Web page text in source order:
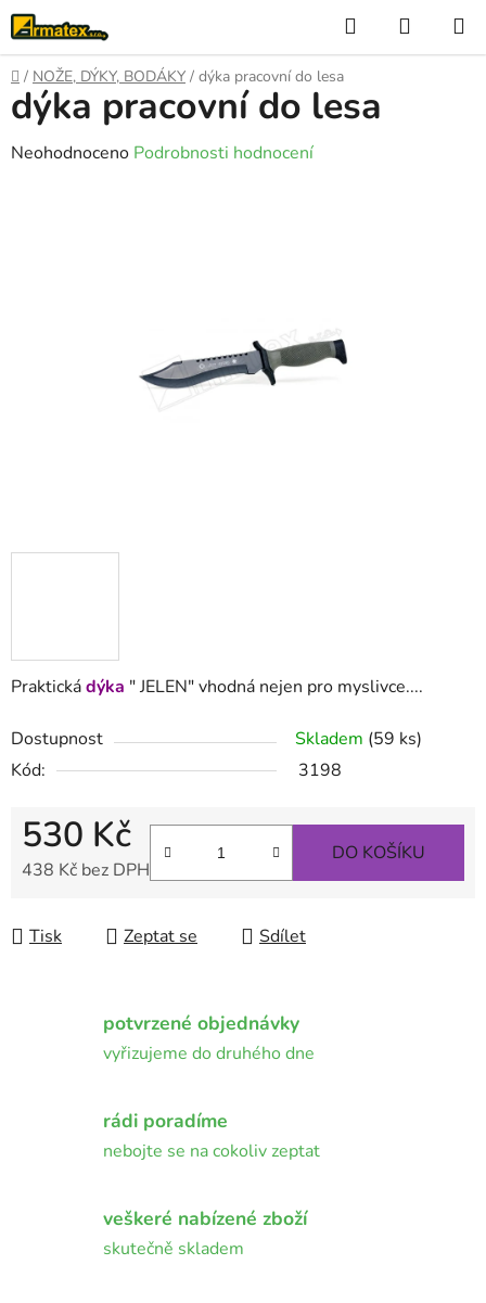
Přejít
na
obsah
Hledat
KOŠÍK
Domů
/ NOŽE, DÝKY, BODÁKY / dýka pracovní do lesa
Praktickádýka " JELEN" vhodná nejen pro myslivce....
Dostupnost Skladem (59 ks)
Kód:
3198
530 Kč
438 Kč bez DPH
DO KOŠÍKU
Tisk Zeptat se Sdílet
dýka pracovní do lesa
Průměrné
Neohodnoceno Podrobnosti hodnocení
potvrzené objednávky
vyřizujeme do druhého dne
rádi poradíme
nebojte se na cokoliv zeptat
veškeré nabízené zboží
skutečně skladem